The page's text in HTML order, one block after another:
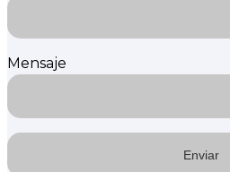
Mensaje